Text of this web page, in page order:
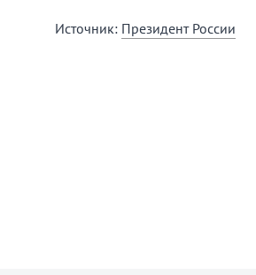
Источник: Президент России